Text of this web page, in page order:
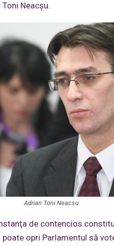
Neacşu.
Adrian Toni Neacsu
de contencios
opri Parlamentul să